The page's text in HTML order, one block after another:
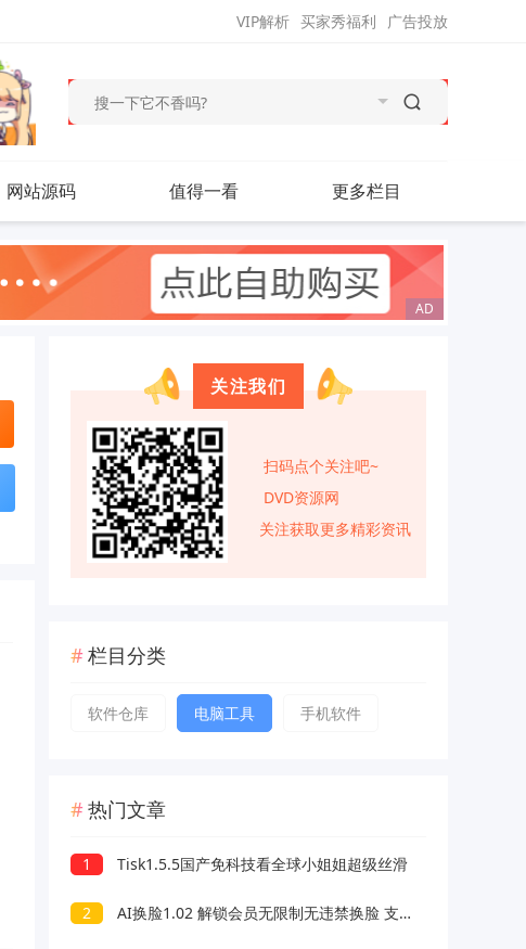
广告投放
买家秀福利
VIP解析
网站源码 值得一看 更多栏目
关注我们
扫码点个关注吧~
DVD资源网
关注获取更多精彩资讯
栏目分类
软件仓库 电脑工具 手机软件
热门文章
1 Tisk1.5.5国产免科技看全球小姐姐超级丝滑
2 AI换脸1.02 解锁会员无限制无违禁换脸 支持照片/视频